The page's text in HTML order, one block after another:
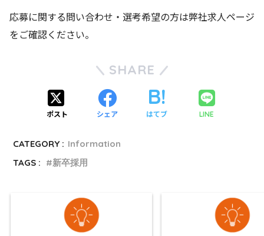
応募に関する問い合わせ・選考希望の方は弊社求人ページ
をご確認ください。
SHARE
ポスト シェア はてブ LINE
CATEGORY : Information
TAGS :
新卒採用